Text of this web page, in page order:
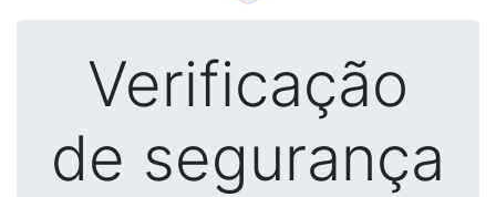
Verificação
de segurança